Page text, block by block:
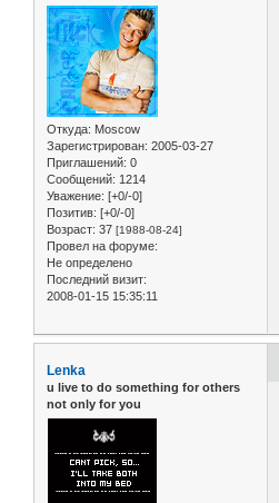
Откуда: Moscow
Зарегистрирован: 2005-03-27
Приглашений: 0
Сообщений: 1214
Уважение: [+0/-0]
Позитив: [+0/-0]
Возраст: 37 [1988-08-24]
Провел на форуме:
Не определено
Последний визит:
2008-01-15 15:35:11
Lenka
u live to do something for others
not only for you